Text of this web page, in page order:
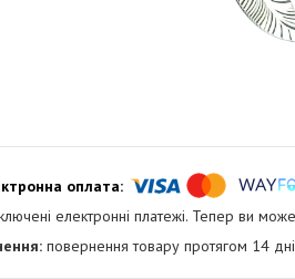
електронні платежі. Тепер ви
повернення товару протягом 14